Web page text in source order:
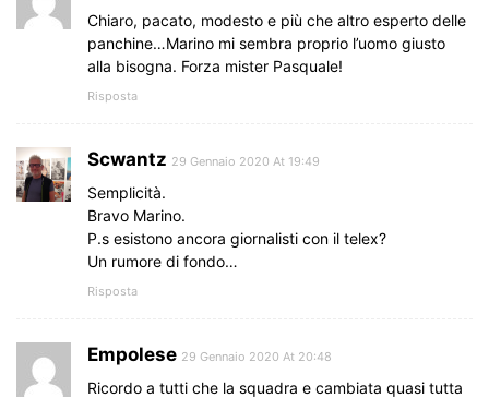
Chiaro, pacato, modesto e più che altro esperto delle
panchine…Marino mi sembra proprio l’uomo giusto
alla bisogna. Forza mister Pasquale!
Risposta
Scwantz 29 Gennaio 2020 At 19:49
Semplicità.
Bravo Marino.
P.s esistono ancora giornalisti con il telex?
Un rumore di fondo…
Risposta
Empolese 29 Gennaio 2020 At 20:48
Ricordo a tutti che la squadra e cambiata quasi tutta